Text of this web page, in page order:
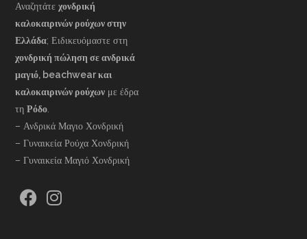
Αναζητάτεχονδρική
καλοκαιρινών ρούχων στην
Ελλάδα; Ειδικευόμαστε στη
χονδρική πώληση σε ανδρικά
μαγιό, beachwear και
καλοκαιρινών ρούχων με έδρα
τηΡόδο.
– Ανδρικά Μαγιο Χονδρική
– Γυναικεία Ρούχα Χονδρική
– Γυναικεία Μαγιό Χονδρική